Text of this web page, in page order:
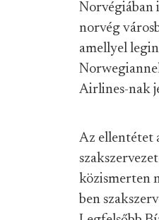
Norvégiában
norvég
amellyel
Airlines-nak
Az ellentétet
közismerten
ben